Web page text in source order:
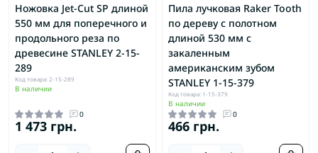
Ножовка Jet-Cut SP длиной
550 мм для поперечного и
продольного реза по
древесине STANLEY 2-15-
289
Код товара: 2-15-289
В наличии
0
1 473 грн.
Пила лучковая Raker Tooth
по дереву с полотном
длиной 530 мм с
закаленным
американским зубом
STANLEY 1-15-379
Код товара: 1-15-379
В наличии
0
466 грн.